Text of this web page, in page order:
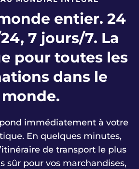
entier. 24
7 jours/7. La
pour toutes les
dans le
monde.
immédiatement à votre
En quelques minutes,
de transport le plus
sûr pour vos marchandises,